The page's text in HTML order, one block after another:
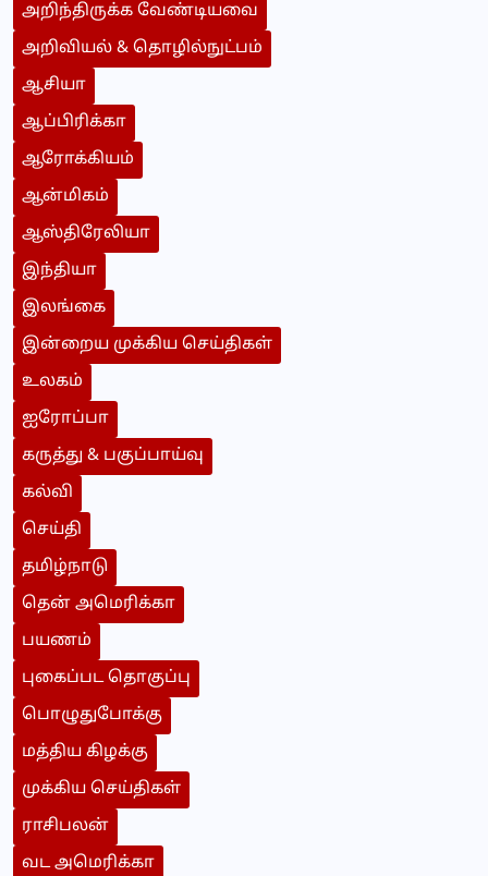
அறிந்திருக்க வேண்டியவை
அறிவியல் & தொழில்நுட்பம்
ஆசியா
ஆப்பிரிக்கா
ஆரோக்கியம்
ஆன்மிகம்
ஆஸ்திரேலியா
இந்தியா
இலங்கை
இன்றைய முக்கிய செய்திகள்
உலகம்
ஐரோப்பா
கருத்து & பகுப்பாய்வு
கல்வி
செய்தி
தமிழ்நாடு
தென் அமெரிக்கா
பயணம்
புகைப்பட தொகுப்பு
பொழுதுபோக்கு
மத்திய கிழக்கு
முக்கிய செய்திகள்
ராசிபலன்
வட அமெரிக்கா